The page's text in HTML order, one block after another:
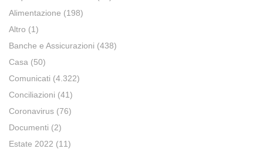
Alimentazione (198)
Altro (1)
Banche e Assicurazioni (438)
Casa (50)
Comunicati (4.322)
Conciliazioni (41)
Coronavirus (76)
Documenti (2)
Estate 2022 (11)